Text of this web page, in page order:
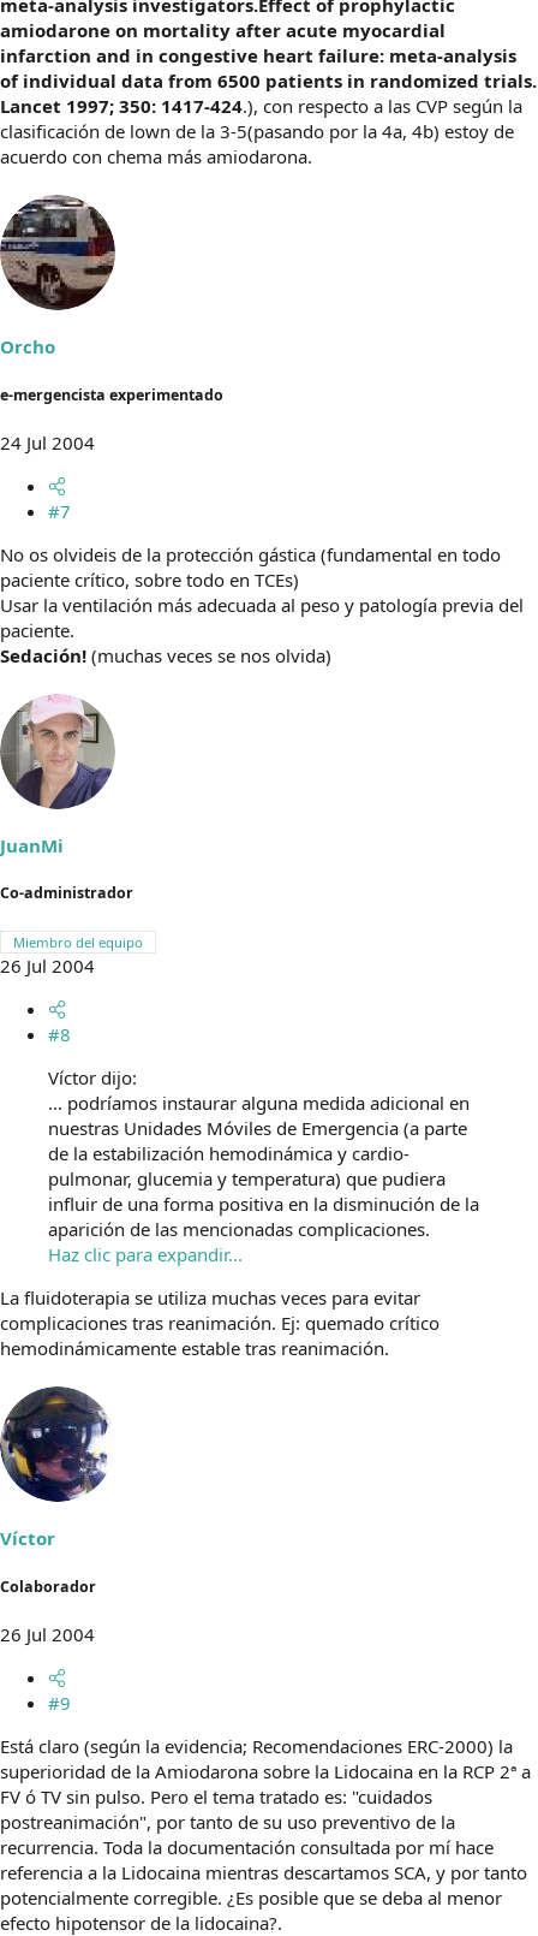
meta-analysis investigators.Effect of prophylactic
amiodarone on mortality after acute myocardial
infarction and in congestive heart failure: meta-analysis
of individual data from 6500 patients in randomized trials.
Lancet 1997; 350: 1417-424.), con respecto a las CVP según la
clasificación de lown de la 3-5(pasando por la 4a, 4b) estoy de
acuerdo con chema más amiodarona.
Orcho
e-mergencista experimentado
24 Jul 2004
#7
No os olvideis de la protección gástica (fundamental en todo
paciente crítico, sobre todo en TCEs)
Usar la ventilación más adecuada al peso y patología previa del
paciente.
Sedación! (muchas veces se nos olvida)
JuanMi
Co-administrador
Miembro del equipo
26 Jul 2004
#8
Víctor dijo:
... podríamos instaurar alguna medida adicional en
nuestras Unidades Móviles de Emergencia (a parte
de la estabilización hemodinámica y cardio-
pulmonar, glucemia y temperatura) que pudiera
influir de una forma positiva en la disminución de la
aparición de las mencionadas complicaciones.
Haz clic para expandir...
La fluidoterapia se utiliza muchas veces para evitar
complicaciones tras reanimación. Ej: quemado crítico
hemodinámicamente estable tras reanimación.
Víctor
Colaborador
26 Jul 2004
#9
Está claro (según la evidencia; Recomendaciones ERC-2000) la
superioridad de la Amiodarona sobre la Lidocaina en la RCP 2ª a
FV ó TV sin pulso. Pero el tema tratado es: "cuidados
postreanimación", por tanto de su uso preventivo de la
recurrencia. Toda la documentación consultada por mí hace
referencia a la Lidocaina mientras descartamos SCA, y por tanto
potencialmente corregible. ¿Es posible que se deba al menor
efecto hipotensor de la lidocaina?.